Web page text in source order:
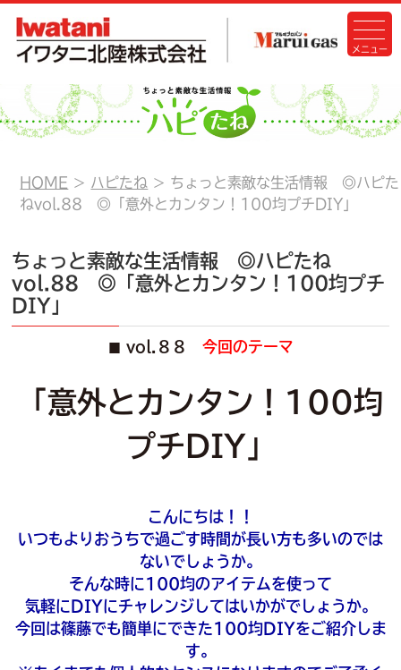
HOME ハピたね
ちょっと素敵な生活情報 ◎ハピた
ねvol.88 ◎「意外とカンタン！100均プチDIY」
ちょっと素敵な生活情報 ◎ハピたね
vol.88 ◎「意外とカンタン！100均プチ
DIY」
vol.８８ 今回のテーマ
「意外とカンタン！100均
プチDIY」
こんにちは！！
いつもよりおうちで過ごす時間が長い方も多いのでは
ないでしょうか。
そんな時に100均のアイテムを使って
気軽にDIYにチャレンジしてはいかがでしょうか。
今回は篠藤でも簡単にできた100均DIYをご紹介しま
す。